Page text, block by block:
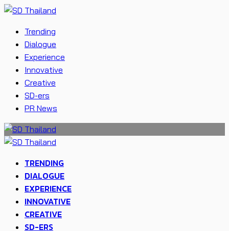
Trending
Dialogue
Experience
Innovative
Creative
SD-ers
PR News
TRENDING
DIALOGUE
EXPERIENCE
INNOVATIVE
CREATIVE
SD-ERS